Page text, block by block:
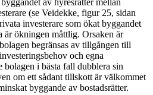
av hyresrätter mellan
(se Veidekke, figur 25, sidan
investerare som ökat byggandet
är ökningen måttlig. Orsaken är
begränsas av tillgången till
och egna
bolagen i bästa fall dubblera sin
om ett sådant tillskott är välkommet
byggande av bostadsrätter.